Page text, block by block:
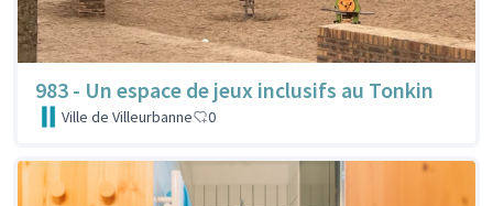
983 - Un espace de jeux inclusifs au Tonkin
Ville de Villeurbanne 0